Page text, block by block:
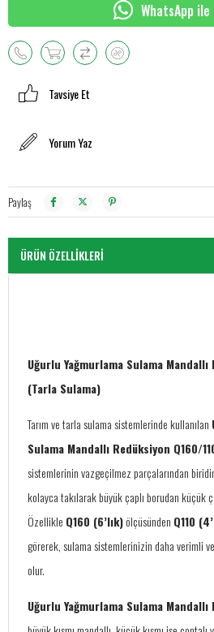
WhatsApp
Tavsiye Et
Yorum Yaz
Paylaş
ÜRÜN ÖZELLIKLERI
Uğurlu Yağmurlama Sulama Mandallı
(Tarla Sulama)
Tarım ve tarla sulama sistemlerinde kullanılan
Sulama Mandallı Redüksiyon Q160/
sistemlerinin vazgeçilmez parçalarından
kolayca takılarak büyük çaplı borudan küçük
Özellikle Q160 (6’lık)ölçüsünden Q110
görerek, sulama sistemlerinizin daha verimli ve
olur.
Uğurlu Yağmurlama Sulama Mandallı